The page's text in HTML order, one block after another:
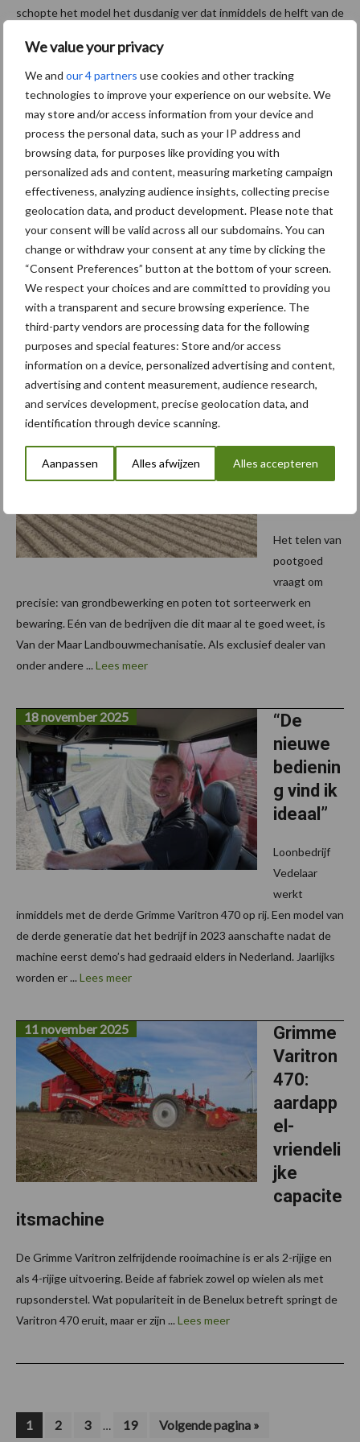
We value your privacy
We and our 4 partners use cookies and other tracking
technologies to improve your experience on our website. We
may store and/or access information from your device and
process the personal data, such as your IP address and
browsing data, for purposes like providing you with
personalized ads and content, measuring marketing campaign
effectiveness, analyzing audience insights, collecting precise
geolocation data, and product development. Please note that
your consent will be valid across all our subdomains. You can
change or withdraw your consent at any time by clicking the
“Consent Preferences” button at the bottom of your screen.
We respect your choices and are committed to providing you
with a transparent and secure browsing experience. The
third-party vendors are processing data for the following
purposes and special features: Store and/or access
information on a device, personalized advertising and content,
advertising and content measurement, audience research,
and services development, precise geolocation data, and
identification through device scanning.
Aanpassen Alles afwijzen Alles accepteren
schopte het model het dusdanig ver dat inmiddels de helft van de
Van
Sevilla
tot
Groning
en,
oogsten
zonder
grenzen
1 december 2025
Wie in West-Brabant de naam Hack noemt, krijgt vaak als
antwoord: “Dat zijn die met al die erwtendorsers.” En dat klopt.
Hack Harvest uit Kruisland is een familiebedrijf dat al sinds 1933
bestaat en inmiddels is uitgegroeid tot ...Lees meer
“Het
totaalpla
19 november 2025
Het telen van
pootgoed
vraagt om
precisie: van grondbewerking en poten tot sorteerwerk en
bewaring. Eén van de bedrijven die dit maar al te goed weet, is
Van der Maar Landbouwmechanisatie. Als exclusief dealer van
onder andere ... Lees meer
“De
nieuwe
bedienin
g vind ik
ideaal”
18 november 2025
Loonbedrijf
Vedelaar
werkt
inmiddels met de derde Grimme Varitron 470 op rij. Een model van
de derde generatie dat het bedrijf in 2023 aanschafte nadat de
machine eerst demo’s had gedraaid elders in Nederland. Jaarlijks
worden er ... Lees meer
Grimme
Varitron
470:
aardapp
el-
vriendeli
jke
capacite
itsmachine
11 november 2025
De Grimme Varitron zelfrijdende rooimachine is er als 2-rijige en
als 4-rijige uitvoering. Beide af fabriek zowel op wielen als met
rupsonderstel. Wat populariteit in de Benelux betreft springt de
Varitron 470 eruit, maar er zijn ... Lees meer
Pagina
1 Pagina
2 Pagina
3
Interim
… Pagina
19
Ga
naar
Volgende pagina »